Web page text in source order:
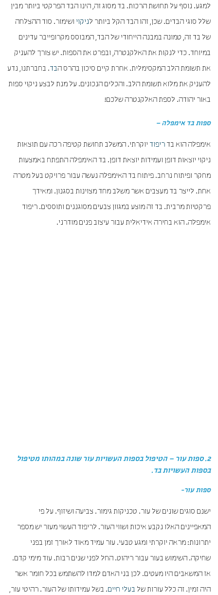
למגע. נוסף על תחושת הרכות. בד מסוג זה, הינו הבד הפרקטי ביותר מבין
שלל סוגי הבדים. שכן, זהו הבד הקל ביותר לניקוי ושימור. סוד ההצלחה
של בד זה, טמונה במבנה הייחודי של הבד, המבוסס מקרופייבר עדינים
במיוחד. כדי לנקות את האלקנטרה, ובפרט את הספות. יש צורך להעניק
את תשומת הלב המקסימלית. אחרת קיים סיכון בהרס הבד. בחברתנו, נדע
להעניק את מלוא תשומת הלב. והכלים הנכונים. על מנת לבצע ניקוי ספות
באור יהודה. לספת האלקנטרה שלכם!
ספות בד אימפלה –
אימפלה הוא בד ריפוד יוקרתי. המשלב תחושת קטיפה רכה עם תוצאות
ניקוי יוצאות דופן ועמידות יוצאת דופן. בד האימפלה התפתח באמצעות
מחקר ופיתוח נרחב. פיתוח בד האימפלה נעשה עבור פרויקט בעל מטרה
אחת. לייצר בד מעצבים אשר משלב מחד מצוינות בסגנון. ומאידך
פרקטיות מרבית. בד זה מוצע במגוון צבעים מסוגננים ותוססים. ריפוד
אימפלה. הוא בחירה אידיאלית עבור עיצוב פנים מודרני.
2. ספות עור – הטיפול בספות העשויות עור שונה במהותו מטיפול
בספות העשויות בד.
ספות עור-
ישנם סוגים שונים של עור. טכניקות גימור. צביעה ושיזוף. על פי
המאפיינים האלו נקבע איכות ושווי העור. לריפוד העשוי מעור יש מספר
יתרונות: מראה יוקרתי ומגע טבעי. עור עמיד מאוד לאורך זמן בפני
שחיקה. השימוש בעור עבור ריהוט. החל לפני שנים רבות. עוד מימי קדם.
אז המשאבים היו מעטים. לכן בני האדם למדו להשתמש בכל חומר אשר
היה זמין. זה כלל עורות של בעלי חיים. בשל עמידותו של העור. רהיטי עור,